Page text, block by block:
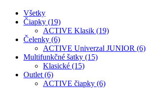
Všetky
Čiapky (19)
ACTIVE Klasik (19)
Čelenky (6)
ACTIVE Univerzal JUNIOR (6)
Multifunkčné šatky (15)
Klasické (15)
Outlet (6)
ACTIVE čiapky (6)